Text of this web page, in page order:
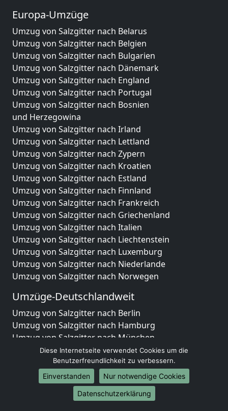
Europa-Umzüge
Umzug von Salzgitter nach Belarus
Umzug von Salzgitter nach Belgien
Umzug von Salzgitter nach Bulgarien
Umzug von Salzgitter nach Dänemark
Umzug von Salzgitter nach England
Umzug von Salzgitter nach Portugal
Umzug von Salzgitter nach Bosnien
und Herzegowina
Umzug von Salzgitter nach Irland
Umzug von Salzgitter nach Lettland
Umzug von Salzgitter nach Zypern
Umzug von Salzgitter nach Kroatien
Umzug von Salzgitter nach Estland
Umzug von Salzgitter nach Finnland
Umzug von Salzgitter nach Frankreich
Umzug von Salzgitter nach Griechenland
Umzug von Salzgitter nach Italien
Umzug von Salzgitter nach Liechtenstein
Umzug von Salzgitter nach Luxemburg
Umzug von Salzgitter nach Niederlande
Umzug von Salzgitter nach Norwegen
Umzüge-Deutschlandweit
Umzug von Salzgitter nach Berlin
Umzug von Salzgitter nach Hamburg
Umzug von Salzgitter nach München
Umzug von Salzgitter nach Köln
Umzug von Salzgitter nach Frankfurt am Main
Umzug von Salzgitter nach Stuttgart
Umzug von Salzgitter nach Düsseldorf
Umzug von Salzgitter nach Leipzig
Diese Internetseite verwendet Cookies um die
Benutzerfreundlichkeit zu verbessern.
Einverstanden
Nur notwendige Cookies
Datenschutzerklärung